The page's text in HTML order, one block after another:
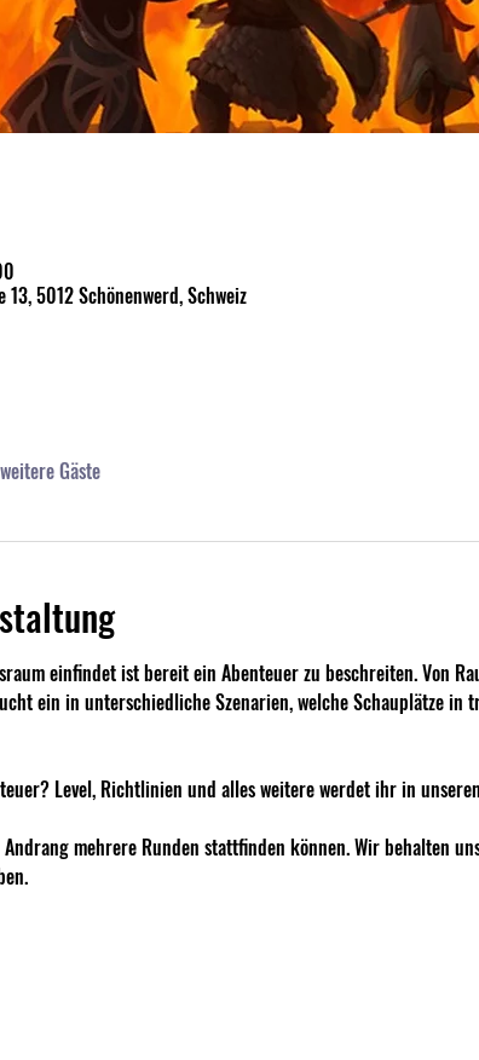
13, 5012 Schönenwerd, Schweiz
Gäste
einfindet ist bereit ein Abenteuer zu beschreiten. Von
ein in unterschiedliche Szenarien, welche Schauplätze in
Level, Richtlinien und alles weitere werdet ihr in
mehrere Runden stattfinden können. Wir behalten